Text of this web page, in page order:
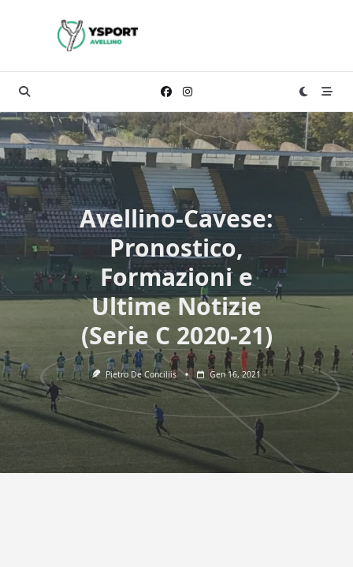
Avellino-Cavese:
Pronostico,
Formazioni e
Ultime Notizie
(Serie C 2020-21)
Pietro De Conciliis Gen 16, 2021